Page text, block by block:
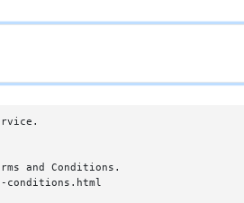
and Conditions.
conditions.html